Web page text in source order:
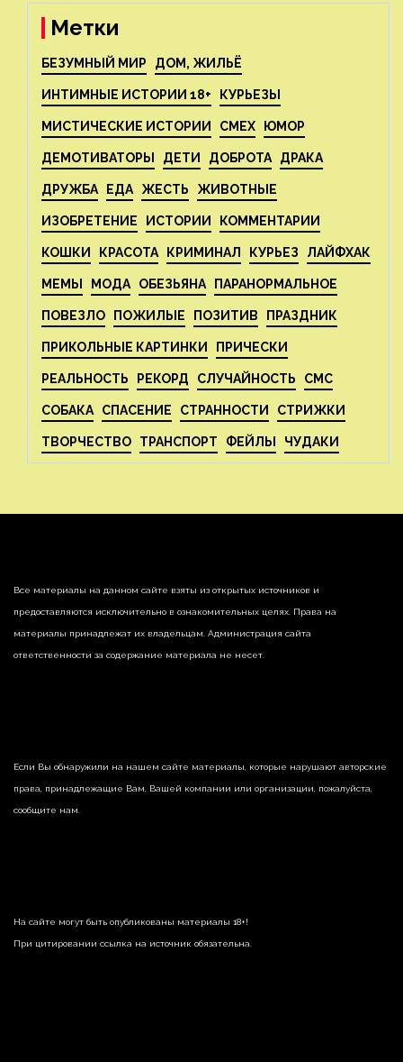
Метки
БЕЗУМНЫЙ МИР ДОМ, ЖИЛЬЁ
ИНТИМНЫЕ ИСТОРИИ 18+ КУРЬЕЗЫ
МИСТИЧЕСКИЕ ИСТОРИИ СМЕХ ЮМОР
ДЕМОТИВАТОРЫ ДЕТИ ДОБРОТА ДРАКА
ДРУЖБА ЕДА ЖЕСТЬ ЖИВОТНЫЕ
ИЗОБРЕТЕНИЕ ИСТОРИИ КОММЕНТАРИИ
КОШКИ КРАСОТА КРИМИНАЛ КУРЬЕЗ ЛАЙФХАК
МЕМЫ МОДА ОБЕЗЬЯНА ПАРАНОРМАЛЬНОЕ
ПОВЕЗЛО ПОЖИЛЫЕ ПОЗИТИВ ПРАЗДНИК
ПРИКОЛЬНЫЕ КАРТИНКИ ПРИЧЕСКИ
РЕАЛЬНОСТЬ РЕКОРД СЛУЧАЙНОСТЬ СМС
СОБАКА СПАСЕНИЕ СТРАННОСТИ СТРИЖКИ
ТВОРЧЕСТВО ТРАНСПОРТ ФЕЙЛЫ ЧУДАКИ
Все материалы на данном сайте взяты из открытых источников и
предоставляются исключительно в ознакомительных целях. Права на
материалы принадлежат их владельцам. Администрация сайта
ответственности за содержание материала не несет.
Если Вы обнаружили на нашем сайте материалы, которые нарушают авторские
права, принадлежащие Вам, Вашей компании или организации, пожалуйста,
сообщите нам.
На сайте могут быть опубликованы материалы 18+!
При цитировании ссылка на источник обязательна.